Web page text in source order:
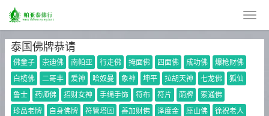
泰国佛牌恭请
佛童子 崇迪佛 南帕亚 行走佛 掩面佛 四面佛 成功佛
爆枪财佛
白榄佛
二哥丰 爱神 哈奴曼 象神 坤平 拉胡天神 七龙佛
狐仙
鲁士
药师佛 招财女神 手绳手饰 符布 符片 荫牌
索通佛
珍品老牌
自身佛牌 符管塔固 善加财佛 泽度金 座山佛
徐祝老人